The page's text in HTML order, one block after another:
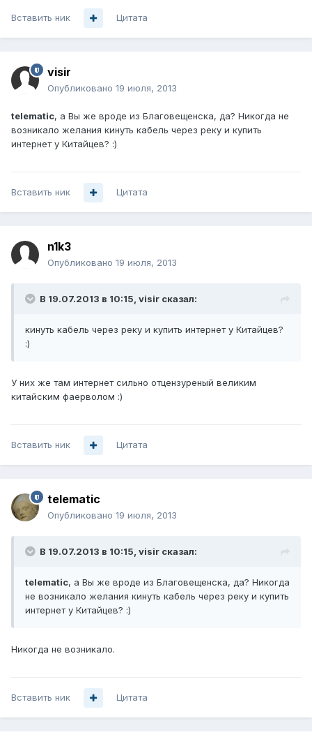
Вставить ник Цитата
visir
Опубликовано 19 июля, 2013
telematic, а Вы же вроде из Благовещенска, да? Никогда не
возникало желания кинуть кабель через реку и купить
интернет у Китайцев? :)
Вставить ник Цитата
n1k3
Опубликовано 19 июля, 2013
В 19.07.2013 в 10:15, visir сказал:
кинуть кабель через реку и купить интернет у Китайцев?
:)
У них же там интернет сильно отцензуреный великим
китайским фаерволом :)
Вставить ник Цитата
telematic
Опубликовано 19 июля, 2013
В 19.07.2013 в 10:15, visir сказал:
telematic, а Вы же вроде из Благовещенска, да? Никогда
не возникало желания кинуть кабель через реку и купить
интернет у Китайцев? :)
Никогда не возникало.
Вставить ник Цитата